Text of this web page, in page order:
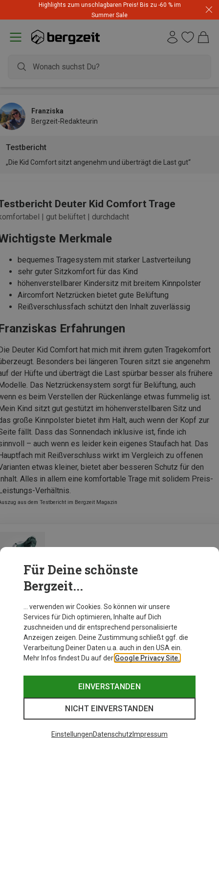
Highlights zum unschlagbaren Preis! Bis zu -60 % im
Summer Sale
Testbericht
Franziska
Bergzeit-Redakteurin
„Die Kid Comfort sitzt angenehm und überträgt die Last gut“
Deuter Kid Comfort Trage
| gut belüftet | durchdacht
Merkmale
bequemes Tragesystem mit starker Lastverteilung
sehr guter Sitzkomfort für das Kind
höhenverstellbarer Kindersitz mit breitem Kinnpolster
Aircomfort Netzrücken bietet gute Belüftung
Reißverschlussfach schützt den Inhalt zuverlässig
Erfahrungen
Deuter Kid Comfort hat mich mit ihrem guten Tragekomfort
Besonders bei längeren Touren sitzt sie angenehm
der Hüfte und überträgt die Last spürbar besser als frühere
Das Netzrückensystem sorgt für Belüftung, auch
es beim Verstellen der Rückenlänge etwas fummelig ist.
Kind sitzt gut gestützt im höhenverstellbaren Sitz und
große Kinnpolster bietet ihm Halt, auch wenn der Kopf zur
fällt. Dass das Sonnendach inklusive ist, finde ich
– auch wenn es leider kein eigenes Staufach hat. Das
mit Reißverschluss wirkt im Vergleich zu offenen
etwas kleiner, bietet aber besseren Schutz für den
Alles in allem eine komfortable Trage mit solidem Preis-
Verhältnis.
aus dem Testbericht im Bergzeit Magazin
Zur Produktseite
Für Deine schönste
Bergzeit...
… verwenden wir Cookies. So können wir unsere
Services für Dich optimieren, Inhalte auf Dich
zuschneiden und dir entsprechend personalisierte
Anzeigen zeigen. Deine Zustimmung schließt ggf. die
Verarbeitung Deiner Daten u.a. auch in den USA ein.
Mehr Infos findest Du auf der Google Privacy Site.
EINVERSTANDEN
NICHT EINVERSTANDEN
EinstellungenDatenschutz Impressum